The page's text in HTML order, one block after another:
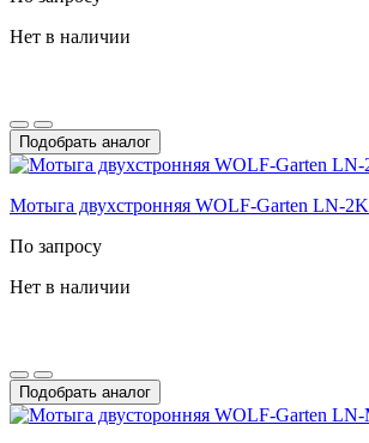
Нет в наличии
Подобрать аналог
Мотыга двухстронняя WOLF-Garten LN-2K
По запросу
Нет в наличии
Подобрать аналог